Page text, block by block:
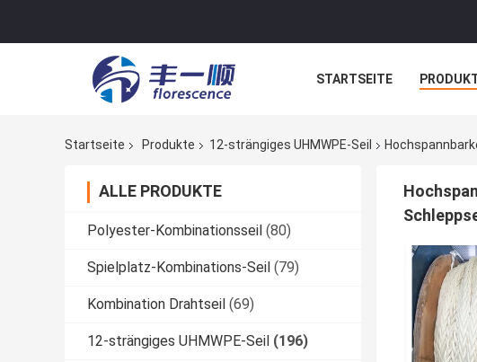
STARTSEITE
Startseite
Produkte 12-strängiges UHMWPE-Seil
ALLE PRODUKTE
Polyester-Kombinationsseil (80)
Spielplatz-Kombinations-Seil (79)
Kombination Drahtseil (69)
12-strängiges UHMWPE-Seil (196)